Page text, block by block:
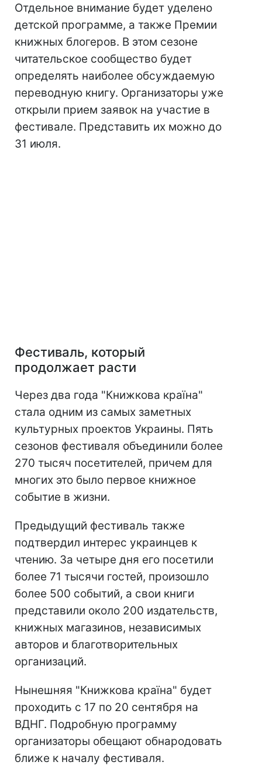
Отдельное внимание будет уделено
детской программе, а также Премии
книжных блогеров. В этом сезоне
читательское сообщество будет
определять наиболее обсуждаемую
переводную книгу. Организаторы уже
открыли прием заявок на участие в
фестивале. Представить их можно до
31 июля.
Фестиваль, который
продолжает расти
Через два года "Книжкова країна"
стала одним из самых заметных
культурных проектов Украины. Пять
сезонов фестиваля объединили более
270 тысяч посетителей, причем для
многих это было первое книжное
событие в жизни.
Предыдущий фестиваль также
подтвердил интерес украинцев к
чтению. За четыре дня его посетили
более 71 тысячи гостей, произошло
более 500 событий, а свои книги
представили около 200 издательств,
книжных магазинов, независимых
авторов и благотворительных
организаций.
Нынешняя "Книжкова країна" будет
проходить с 17 по 20 сентября на
ВДНГ. Подробную программу
организаторы обещают обнародовать
ближе к началу фестиваля.